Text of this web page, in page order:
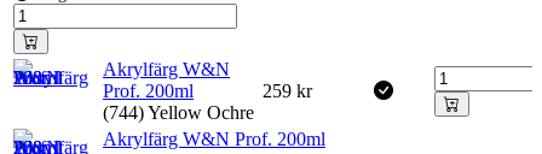
Akrylfärg W&N
Prof. 200ml
(744) Yellow Ochre
259 kr
Akrylfärg W&N Prof. 200ml